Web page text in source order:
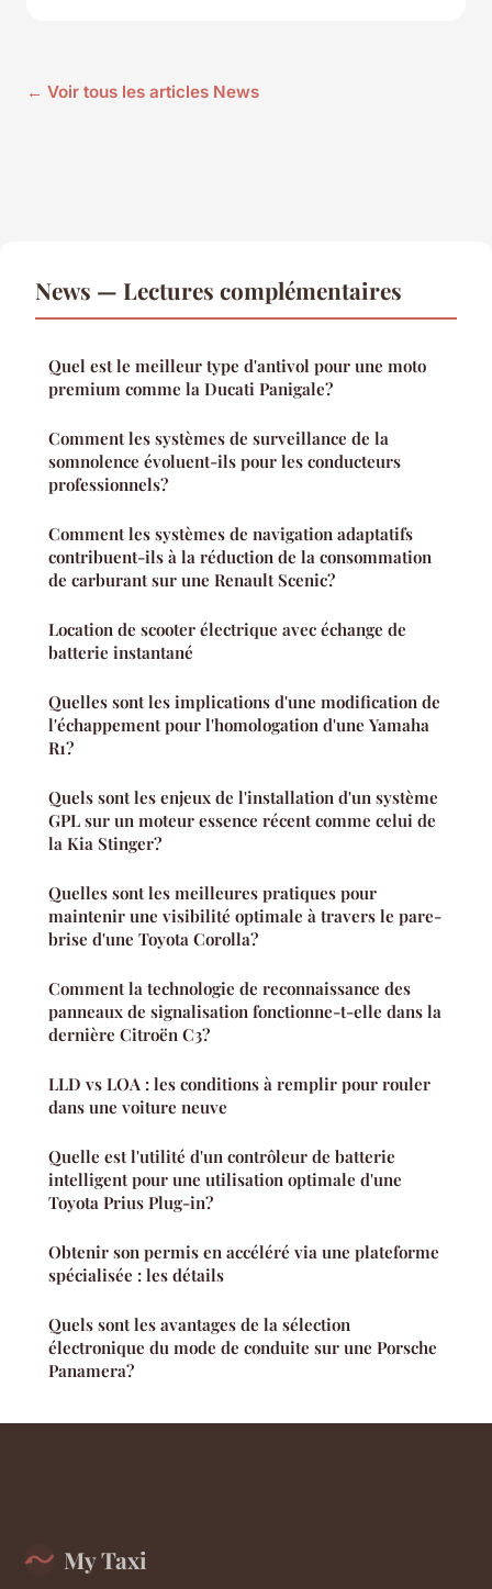
← Voir tous les articles News
News — Lectures complémentaires
Quel est le meilleur type d'antivol pour une moto
premium comme la Ducati Panigale?
Comment les systèmes de surveillance de la
somnolence évoluent-ils pour les conducteurs
professionnels?
Comment les systèmes de navigation adaptatifs
contribuent-ils à la réduction de la consommation
de carburant sur une Renault Scenic?
Location de scooter électrique avec échange de
batterie instantané
Quelles sont les implications d'une modification de
l'échappement pour l'homologation d'une Yamaha
R1?
Quels sont les enjeux de l'installation d'un système
GPL sur un moteur essence récent comme celui de
la Kia Stinger?
Quelles sont les meilleures pratiques pour
maintenir une visibilité optimale à travers le pare-
brise d'une Toyota Corolla?
Comment la technologie de reconnaissance des
panneaux de signalisation fonctionne-t-elle dans la
dernière Citroën C3?
LLD vs LOA : les conditions à remplir pour rouler
dans une voiture neuve
Quelle est l'utilité d'un contrôleur de batterie
intelligent pour une utilisation optimale d'une
Toyota Prius Plug-in?
Obtenir son permis en accéléré via une plateforme
spécialisée : les détails
Quels sont les avantages de la sélection
électronique du mode de conduite sur une Porsche
Panamera?
My Taxi